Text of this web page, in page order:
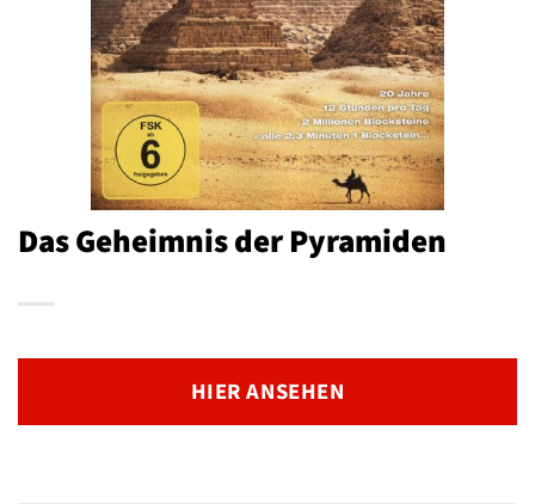
Das Geheimnis der Pyramiden
HIER ANSEHEN